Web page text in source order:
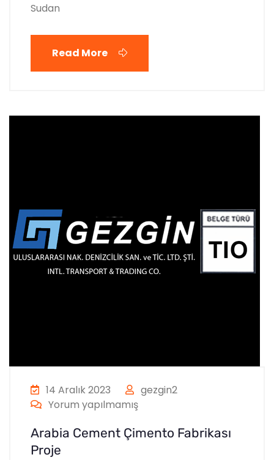
Sudan
Read More
14 Aralık 2023
gezgin2
Yorum yapılmamış
Arabia Cement Çimento Fabrikası
Proje